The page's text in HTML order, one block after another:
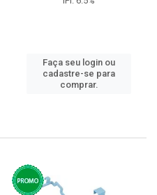
Faça seu login ou
cadastre-se para
comprar.